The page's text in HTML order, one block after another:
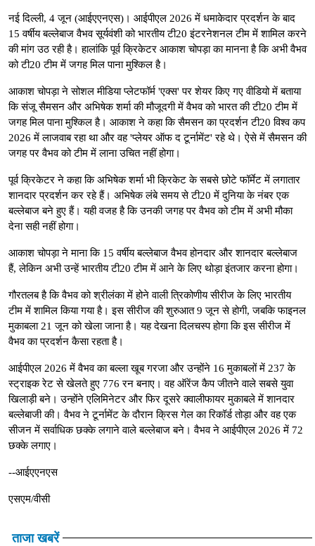
नई दिल्ली, 4 जून (आईएएनएस)। आईपीएल 2026 में धमाकेदार प्रदर्शन के बाद
15 वर्षीय बल्लेबाज वैभव सूर्यवंशी को भारतीय टी20 इंटरनेशनल टीम में शामिल करने
की मांग उठ रही है। हालांकि पूर्व क्रिकेटर आकाश चोपड़ा का मानना है कि अभी वैभव
को टी20 टीम में जगह मिल पाना मुश्किल है।
आकाश चोपड़ा ने सोशल मीडिया प्लेटफॉर्म 'एक्स' पर शेयर किए गए वीडियो में बताया
कि संजू सैमसन और अभिषेक शर्मा की मौजूदगी में वैभव को भारत की टी20 टीम में
जगह मिल पाना मुश्किल है। आकाश ने कहा कि सैमसन का प्रदर्शन टी20 विश्व कप
2026 में लाजवाब रहा था और वह 'प्लेयर ऑफ द टूर्नामेंट' रहे थे। ऐसे में सैमसन की
जगह पर वैभव को टीम में लाना उचित नहीं होगा।
पूर्व क्रिकेटर ने कहा कि अभिषेक शर्मा भी क्रिकेट के सबसे छोटे फॉर्मेट में लगातार
शानदार प्रदर्शन कर रहे हैं। अभिषेक लंबे समय से टी20 में दुनिया के नंबर एक
बल्लेबाज बने हुए हैं। यही वजह है कि उनकी जगह पर वैभव को टीम में अभी मौका
देना सही नहीं होगा।
आकाश चोपड़ा ने माना कि 15 वर्षीय बल्लेबाज वैभव होनदार और शानदार बल्लेबाज
हैं, लेकिन अभी उन्हें भारतीय टी20 टीम में आने के लिए थोड़ा इंतजार करना होगा।
गौरतलब है कि वैभव को श्रीलंका में होने वाली त्रिकोणीय सीरीज के लिए भारतीय
टीम में शामिल किया गया है। इस सीरीज की शुरुआत 9 जून से होगी, जबकि फाइनल
मुकाबला 21 जून को खेला जाना है। यह देखना दिलचस्प होगा कि इस सीरीज में
वैभव का प्रदर्शन कैसा रहता है।
आईपीएल 2026 में वैभव का बल्ला खूब गरजा और उन्होंने 16 मुकाबलों में 237 के
स्ट्राइक रेट से खेलते हुए 776 रन बनाए। वह ऑरेंज कैप जीतने वाले सबसे युवा
खिलाड़ी बने। उन्होंने एलिमिनेटर और फिर दूसरे क्वालीफायर मुकाबले में शानदार
बल्लेबाजी की। वैभव ने टूर्नामेंट के दौरान क्रिस गेल का रिकॉर्ड तोड़ा और वह एक
सीजन में सर्वाधिक छक्के लगाने वाले बल्लेबाज बने। वैभव ने आईपीएल 2026 में 72
छक्के लगाए।
--आईएएनएस
एसएम/वीसी
ताजा खबरें